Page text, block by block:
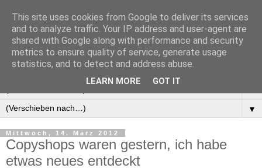
Manus Testwelt, alles
außer langweilig
▼
Mittwoch, 14. März 2012
Copyshops waren gestern, ich habe
etwas neues entdeckt
This site uses cookies from Google to deliver its services
and to analyze traffic. Your IP address and user-agent are
shared with Google along with performance and security
metrics to ensure quality of service, generate usage
statistics, and to detect and address abuse.
LEARN MORE GOT IT